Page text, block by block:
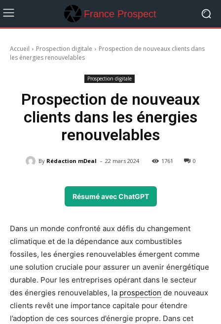
France Prospect
Accueil Prospection digitale
Prospection de nouveaux clients dans
les énergies renouvelables
Prospection digitale
Prospection de nouveaux
clients dans les énergies
renouvelables
By Rédaction mDeal - 22 mars 2024 1761 0
Résumé avec ChatGPT
Dans un monde confronté aux défis du changement
climatique et de la dépendance aux combustibles
fossiles, les énergies renouvelables émergent comme
une solution cruciale pour assurer un avenir énergétique
durable. Pour les entreprises opérant dans le secteur
des énergies renouvelables, la prospection de nouveaux
clients revêt une importance capitale pour étendre
l’adoption de ces sources d’énergie propre. Dans cet